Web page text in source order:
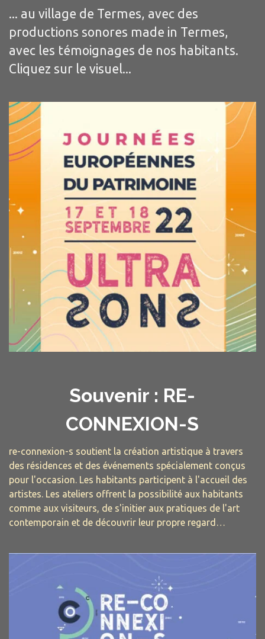
... au village de Termes, avec des
productions sonores made in Termes,
avec les témoignages de nos habitants.
Cliquez sur le visuel...
Souvenir : RE-
CONNEXION-S
re-connexion-s soutient la création artistique à travers
des résidences et des événements spécialement conçus
pour l'occasion. Les habitants participent à l'accueil des
artistes. Les ateliers offrent la possibilité aux habitants
comme aux visiteurs, de s'initier aux pratiques de l'art
contemporain et de découvrir leur propre regard…